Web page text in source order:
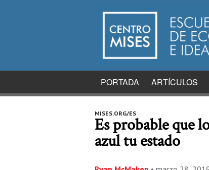
PORTADA ARTÍCULOS
MISES.ORG/ES
Es probable que
azul tu estado